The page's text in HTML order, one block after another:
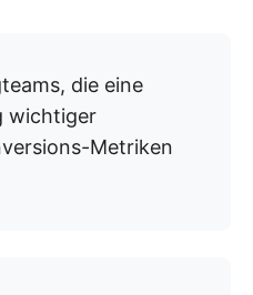
die eine
wichtiger
Metriken